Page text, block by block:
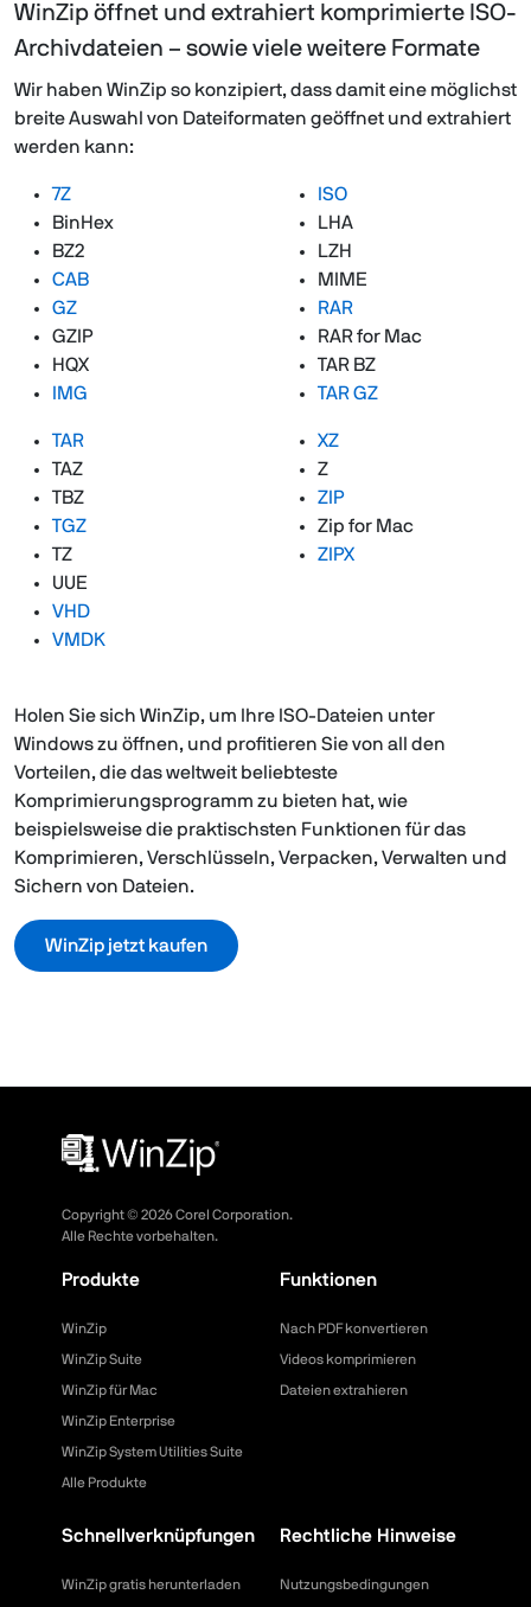
WinZip öffnet und extrahiert komprimierte ISO-
Archivdateien – sowie viele weitere Formate
Wir haben WinZip so konzipiert, dass damit eine möglichst
breite Auswahl von Dateiformaten geöffnet und extrahiert
werden kann:
7Z
BinHex
BZ2
CAB
GZ
GZIP
HQX
IMG
ISO
LHA
LZH
MIME
RAR
RAR for Mac
TAR BZ
TAR GZ
TAR
TAZ
TBZ
TGZ
TZ
UUE
VHD
VMDK
XZ
Z
ZIP
Zip for Mac
ZIPX
Holen Sie sich WinZip, um Ihre ISO-Dateien unter
Windows zu öffnen, und profitieren Sie von all den
Vorteilen, die das weltweit beliebteste
Komprimierungsprogramm zu bieten hat, wie
beispielsweise die praktischsten Funktionen für das
Komprimieren, Verschlüsseln, Verpacken, Verwalten und
Sichern von Dateien.
WinZip jetzt kaufen
Copyright © 2026Corel Corporation.
Alle Rechte vorbehalten.
Produkte
WinZip
WinZip Suite
WinZip für Mac
WinZip Enterprise
WinZip System Utilities Suite
Alle Produkte
Funktionen
Nach PDF konvertieren
Videos komprimieren
Dateien extrahieren
Schnellverknüpfungen
WinZip gratis herunterladen
Rechtliche Hinweise
Nutzungsbedingungen